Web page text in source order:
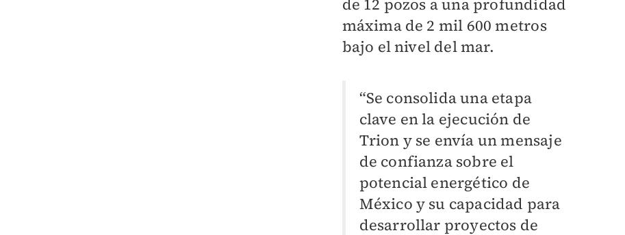
de 12 pozos a una profundidad
máxima de 2 mil 600 metros
bajo el nivel del mar.
“Se consolida una etapa
clave en la ejecución de
Trion y se envía un mensaje
de confianza sobre el
potencial energético de
México y su capacidad para
desarrollar proyectos de